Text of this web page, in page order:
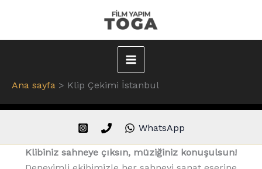
Main
Ana sayfa Klip Çekimi İstanbul
WhatsApp
Klibiniz sahneye çıksın, müziğiniz konuşulsun!